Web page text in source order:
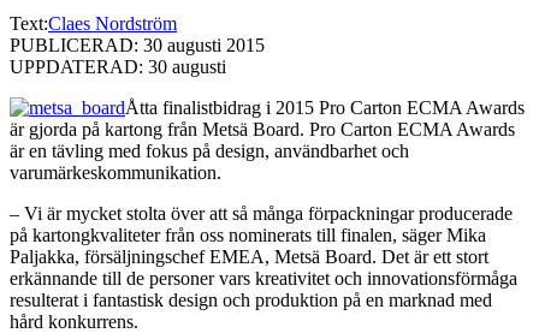
Text:Claes Nordström
PUBLICERAD: 30 augusti 2015
UPPDATERAD: 30 augusti
Åtta finalistbidrag i 2015 Pro Carton ECMA Awards
är gjorda på kartong från Metsä Board. Pro Carton ECMA Awards
är en tävling med fokus på design, användbarhet och
varumärkeskommunikation.
– Vi är mycket stolta över att så många förpackningar producerade
på kartongkvaliteter från oss nominerats till finalen, säger Mika
Paljakka, försäljningschef EMEA, Metsä Board. Det är ett stort
erkännande till de personer vars kreativitet och innovationsförmåga
resulterat i fantastisk design och produktion på en marknad med
hård konkurrens.